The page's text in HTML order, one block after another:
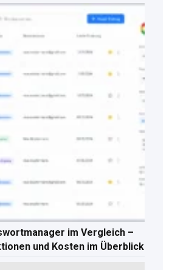
im Vergleich –
und Kosten im Überblick